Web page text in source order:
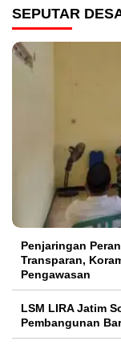
SEPUTAR
Penjaringan
Transparan,
Pengawasan
LSM LIRA Jatim
Pembangunan